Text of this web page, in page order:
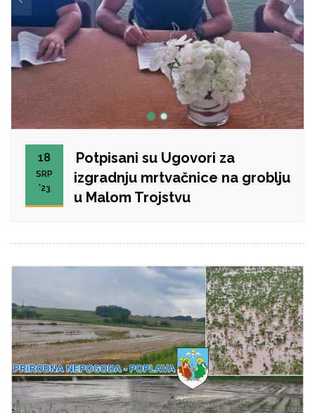
18
SRP
'23
Potpisani su Ugovori za
izgradnju mrtvačnice na groblju
u Malom Trojstvu